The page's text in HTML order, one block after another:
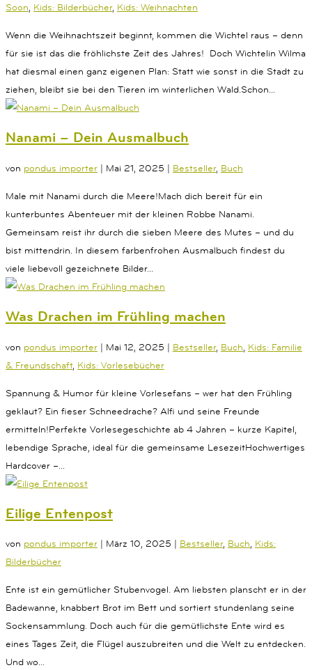
Soon, Kids: Bilderbücher, Kids: Weihnachten
Wenn die Weihnachtszeit beginnt, kommen die Wichtel raus – denn
für sie ist das die fröhlichste Zeit des Jahres! Doch Wichtelin Wilma
hat diesmal einen ganz eigenen Plan: Statt wie sonst in die Stadt zu
ziehen, bleibt sie bei den Tieren im winterlichen Wald.Schon...
Nanami – Dein Ausmalbuch
von pondus importer | Mai 21, 2025 | Bestseller, Buch
Male mit Nanami durch die Meere!Mach dich bereit für ein
kunterbuntes Abenteuer mit der kleinen Robbe Nanami.
Gemeinsam reist ihr durch die sieben Meere des Mutes – und du
bist mittendrin. In diesem farbenfrohen Ausmalbuch findest du
viele liebevoll gezeichnete Bilder...
Was Drachen im Frühling machen
von pondus importer | Mai 12, 2025 | Bestseller, Buch Kids: Familie
& Freundschaft, Kids: Vorlesebücher
Spannung & Humor für kleine Vorlesefans – wer hat den Frühling
geklaut? Ein fieser Schneedrache? Alfi und seine Freunde
ermitteln!Perfekte Vorlesegeschichte ab 4 Jahren – kurze Kapitel,
lebendige Sprache, ideal für die gemeinsame LesezeitHochwertiges
Hardcover –...
Eilige Entenpost
von pondus importer | März 10, 2025 | Bestseller, Buch, Kids:
Bilderbücher
Ente ist ein gemütlicher Stubenvogel. Am liebsten planscht er in der
Badewanne, knabbert Brot im Bett und sortiert stundenlang seine
Sockensammlung. Doch auch für die gemütlichste Ente wird es
eines Tages Zeit, die Flügel auszubreiten und die Welt zu entdecken.
Und wo...